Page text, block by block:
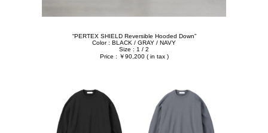
“PERTEX SHIELD Reversible Hooded Down”
Color : BLACK / GRAY / NAVY
Size : 1 / 2
Price : ￥90,200 ( in tax )